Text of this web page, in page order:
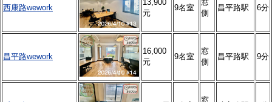
西康路wework
13,900
元
9名室
窓
側
昌平路駅 6分
昌平路wework
16,000
元
9名室
窓
側
昌平路駅 9分
窓